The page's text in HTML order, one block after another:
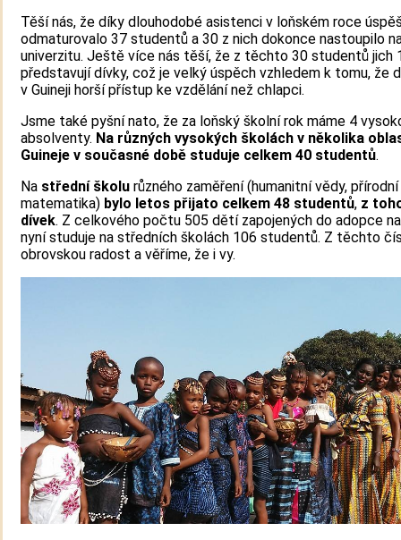
Těší nás, že díky dlouhodobé asistenci v loňském roce
odmaturovalo 37 studentů a 30 z nich dokonce nastoupilo
univerzitu. Ještě více nás těší, že z těchto 30 studentů jich
představují dívky, což je velký úspěch vzhledem k tomu, že
v Guineji horší přístup ke vzdělání než chlapci.
Jsme také pyšní nato, že za loňský školní rok máme 4
absolventy. Na různých vysokých školách v několika
Guineje v současné době studuje celkem 40 studentů.
Na střední školu různého zaměření (humanitní vědy, přírodní
matematika) bylo letos přijato celkem 48 studentů, z
dívek. Z celkového počtu 505 dětí zapojených do adopce
nyní studuje na středních školách 106 studentů. Z těchto
obrovskou radost a věříme, že i vy.